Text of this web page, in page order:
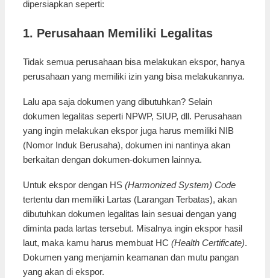
dipersiapkan seperti:
1. Perusahaan Memiliki Legalitas
Tidak semua perusahaan bisa melakukan ekspor, hanya
perusahaan yang memiliki izin yang bisa melakukannya.
Lalu apa saja dokumen yang dibutuhkan? Selain
dokumen legalitas seperti NPWP, SIUP, dll. Perusahaan
yang ingin melakukan ekspor juga harus memiliki NIB
(Nomor Induk Berusaha), dokumen ini nantinya akan
berkaitan dengan dokumen-dokumen lainnya.
Untuk ekspor dengan HS (Harmonized System) Code
tertentu dan memiliki Lartas (Larangan Terbatas), akan
dibutuhkan dokumen legalitas lain sesuai dengan yang
diminta pada lartas tersebut. Misalnya ingin ekspor hasil
laut, maka kamu harus membuat HC (Health Certificate).
Dokumen yang menjamin keamanan dan mutu pangan
yang akan di ekspor.